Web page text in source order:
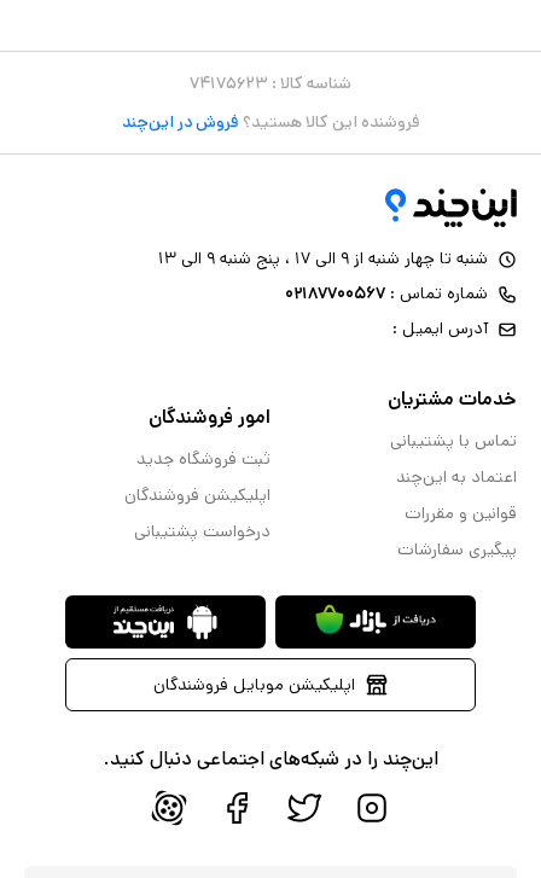
شناسه کالا : ۷۴۱۷۵۶۲۳
فروشنده این کالا هستید؟ فروش در این‌چند
شنبه تا چهار شنبه از ۹ الی ۱۷ ، پنج شنبه ۹ الی ۱۳
شماره تماس : ۰۲۱۸۷۷۰۰۵۶۷
آدرس ایمیل :
خدمات مشتریان
تماس با پشتیبانی
اعتماد به این‌چند
قوانین و مقررات
پیگیری سفارشات
امور فروشندگان
ثبت فروشگاه جدید
اپلیکیشن فروشندگان
درخواست پشتیبانی
اپلیکیشن موبایل فروشندگان
این‌چند را در شبکه‌های اجتماعی دنبال کنید.